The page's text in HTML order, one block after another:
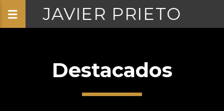
JAVIER PRIETO
Destacados